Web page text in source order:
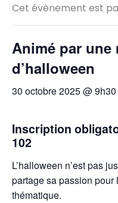
Cet évènement est
Animé par une
d’halloween
30 octobre 2025 @ 9h30
Inscription
102
L’halloween n’est pas
partage sa passion
thématique.